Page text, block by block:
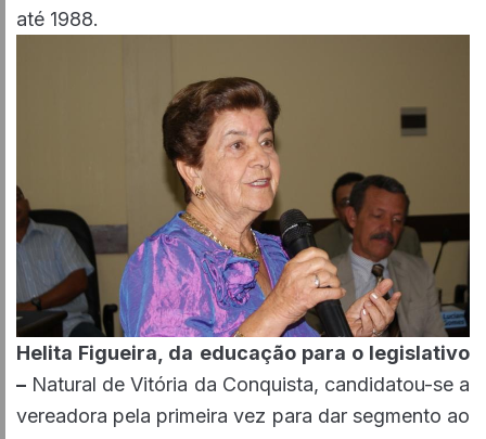
até 1988.
Helita Figueira, da educação para o legislativo
– Natural de Vitória da Conquista, candidatou-se a
vereadora pela primeira vez para dar segmento ao